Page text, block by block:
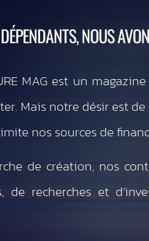
NOUS
MAG est un
Mais notre désir est
nos sources de
de création, nos
de recherches et